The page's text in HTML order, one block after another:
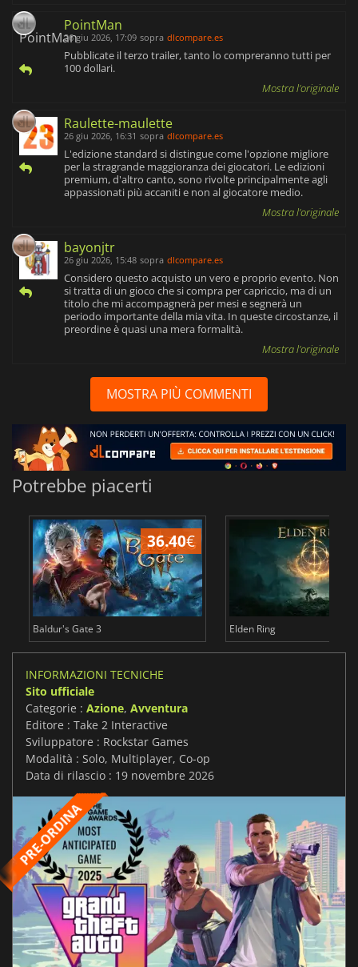
PointMan
26 giu 2026, 17:09 sopra dlcompare.es
Pubblicate il terzo trailer, tanto lo compreranno tutti per
100 dollari.
Mostra l'originale
Raulette-maulette
26 giu 2026, 16:31 sopra dlcompare.es
L'edizione standard si distingue come l'opzione migliore
per la stragrande maggioranza dei giocatori. Le edizioni
premium, d'altro canto, sono rivolte principalmente agli
appassionati più accaniti e non al giocatore medio.
Mostra l'originale
bayonjtr
26 giu 2026, 15:48 sopra dlcompare.es
Considero questo acquisto un vero e proprio evento. Non
si tratta di un gioco che si compra per capriccio, ma di un
titolo che mi accompagnerà per mesi e segnerà un
periodo importante della mia vita. In queste circostanze, il
preordine è quasi una mera formalità.
Mostra l'originale
MOSTRA PIÙ COMMENTI
Potrebbe piacerti
36.40€
Baldur's Gate 3 Elden Ring
INFORMAZIONI TECNICHE
Sito ufficiale
Categorie : Azione, Avventura
Editore : Take 2 Interactive
Sviluppatore : Rockstar Games
Modalità : Solo, Multiplayer, Co-op
Data di rilascio : 19 novembre 2026